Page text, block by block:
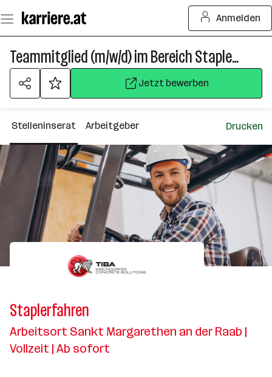
Seiteninhalt
springen
Anmelden
Teammitglied (m/w/d) im Bereich Staplerfahren
Jetzt bewerben
Stelleninserat Arbeitgeber Drucken
Staplerfahren
Arbeitsort Sankt Margarethen an der Raab |
Vollzeit | Ab sofort